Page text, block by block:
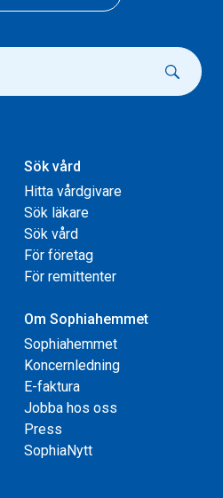
Sök vård
Hitta vårdgivare
Sök läkare
Sök vård
För företag
För remittenter
Om Sophiahemmet
Sophiahemmet
Koncernledning
E-faktura
Jobba hos oss
Press
SophiaNytt